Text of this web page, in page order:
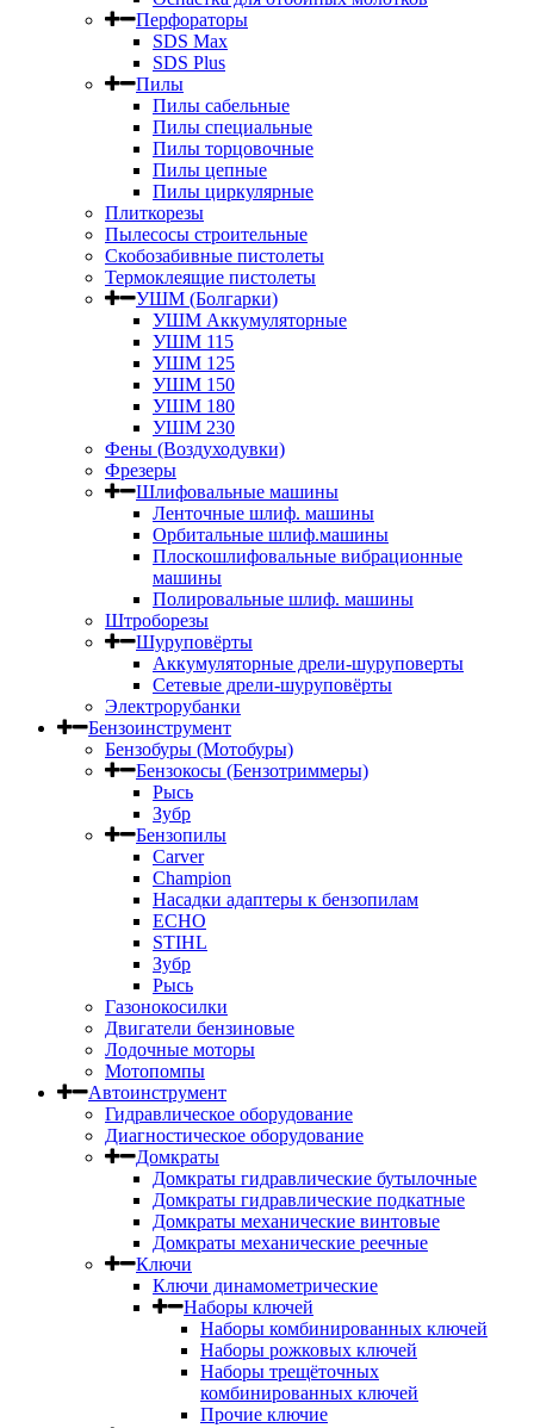
Перфораторы
SDS Max
SDS Plus
Пилы
Пилы сабельные
Пилы специальные
Пилы торцовочные
Пилы цепные
Пилы циркулярные
Плиткорезы
Пылесосы строительные
Скобозабивные пистолеты
Термоклеящие пистолеты
УШМ (Болгарки)
УШМ Аккумуляторные
УШМ 115
УШМ 125
УШМ 150
УШМ 180
УШМ 230
Фены (Воздуходувки)
Фрезеры
Шлифовальные машины
Ленточные шлиф. машины
Орбитальные шлиф.машины
Плоскошлифовальные вибрационные
машины
Полировальные шлиф. машины
Штроборезы
Шуруповёрты
Аккумуляторные дрели-шуруповерты
Сетевые дрели-шуруповёрты
Электрорубанки
Бензоинструмент
Бензобуры (Мотобуры)
Бензокосы (Бензотриммеры)
Рысь
Зубр
Бензопилы
Carver
Champion
Насадки адаптеры к бензопилам
ECHO
STIHL
Зубр
Рысь
Газонокосилки
Двигатели бензиновые
Лодочные моторы
Мотопомпы
Автоинструмент
Гидравлическое оборудование
Диагностическое оборудование
Домкраты
Домкраты гидравлические бутылочные
Домкраты гидравлические подкатные
Домкраты механические винтовые
Домкраты механические реечные
Ключи
Ключи динамометрические
Наборы ключей
Наборы комбинированных ключей
Наборы рожковых ключей
Наборы трещёточных
комбинированных ключей
Прочие ключие